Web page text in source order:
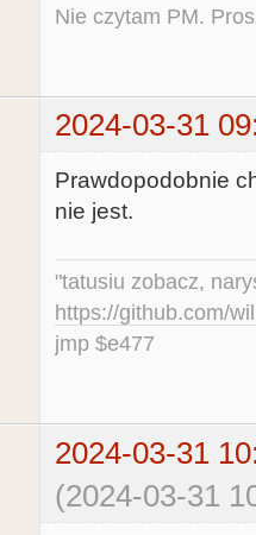
Nie czytam PM.
2024-03-31
Prawdopodobnie
nie jest.
"tatusiu zobacz,
https://github.com/
jmp $e477
2024-03-31
(2024-03-31